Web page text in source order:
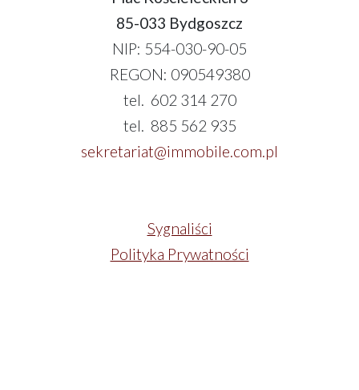
85-033 Bydgoszcz
NIP: 554-030-90-05
REGON: 090549380
tel. 602 314 270
tel. 885 562 935
sekretariat@immobile.com.pl
Sygnaliści
Polityka Prywatności